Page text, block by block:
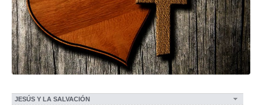
JESÚS Y LA SALVACIÓN